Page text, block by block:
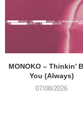
MONOKO – Thinkin’
You (Always)
07/08/2026